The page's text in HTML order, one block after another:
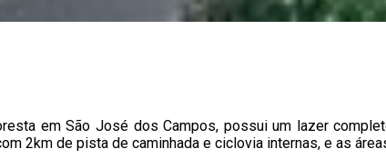
em São José dos Campos, possui um lazer
2km de pista de caminhada e ciclovia internas, e as